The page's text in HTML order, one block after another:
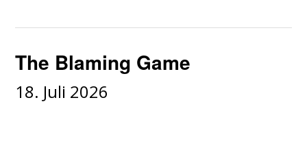
The Blaming Game
18. Juli 2026